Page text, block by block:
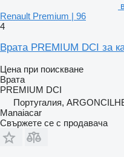
Renault Premium | 96
4
Врата PREMIUM DCI за
Цена при поискване
Врата
PREMIUM DCI
Португалия,
Manaiacar
Свържете се с продавача